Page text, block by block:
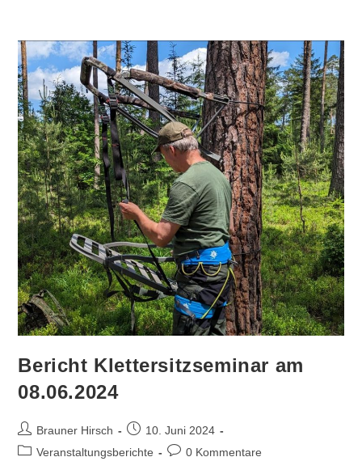
Bericht Klettersitzseminar am
08.06.2024
Brauner Hirsch
10. Juni 2024
Veranstaltungsberichte
0 Kommentare